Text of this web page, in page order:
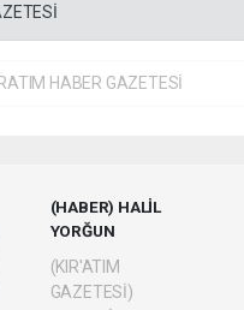
HABER GAZETESİ
(HABER) HALİL
YORĞUN
(KIR'ATIM
GAZETESİ)